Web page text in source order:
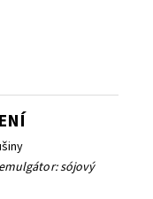
sójový